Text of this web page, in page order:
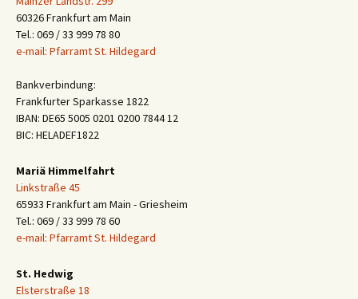
60326 Frankfurt am Main
Tel.: 069 / 33 999 78 80
e-mail: Pfarramt St. Hildegard
Bankverbindung:
Frankfurter Sparkasse 1822
IBAN: DE65 5005 0201 0200 7844 12
BIC: HELADEF1822
Mariä Himmelfahrt
Linkstraße 45
65933 Frankfurt am Main - Griesheim
Tel.: 069 / 33 999 78 60
e-mail: Pfarramt St. Hildegard
St. Hedwig
Elsterstraße 18